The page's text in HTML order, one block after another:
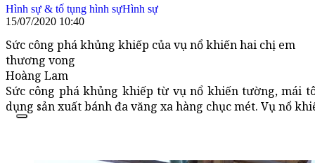
Hình sự & tố tụng hình sựHình sự
15/07/2020 10:40
Sức công phá khủng khiếp của vụ nổ khiến hai chị em
thương vong
Hoàng Lam
Sức công phá khủng khiếp từ vụ nổ khiến tường, mái
dụng sản xuất bánh đa văng xa hàng chục mét. Vụ nổ